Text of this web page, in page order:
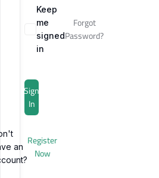
Keep
me
signed
in
Forgot
Password?
Sign
In
an Register
Now